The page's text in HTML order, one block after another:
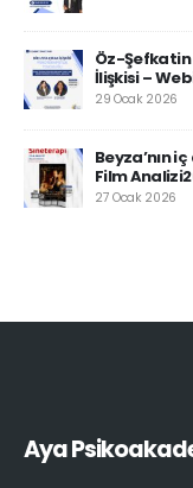
Öz-Şefkatin
İlişkisi –
29 Ocak 2026
Beyza’nın
Film
27 Ocak 2026
Aya